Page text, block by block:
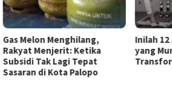
Inilah 12 Jenis Profesi Baru
yang Muncul Akibat
Transformasi Industri
The
Baru
yang